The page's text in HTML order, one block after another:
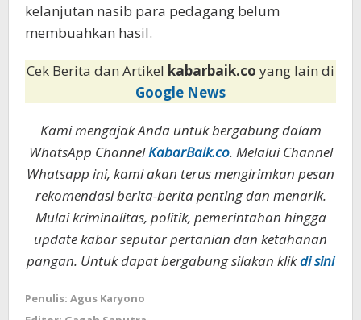
kelanjutan nasib para pedagang belum
membuahkan hasil.
Cek Berita dan Artikel kabarbaik.co yang lain di
Google News
Kami mengajak Anda untuk bergabung dalam
WhatsApp ChannelKabarBaik.co. Melalui Channel
Whatsapp ini, kami akan terus mengirimkan pesan
rekomendasi berita-berita penting dan menarik.
Mulai kriminalitas, politik, pemerintahan hingga
update kabar seputar pertanian dan ketahanan
pangan. Untuk dapat bergabung silakan klikdi sini
Penulis: Agus Karyono